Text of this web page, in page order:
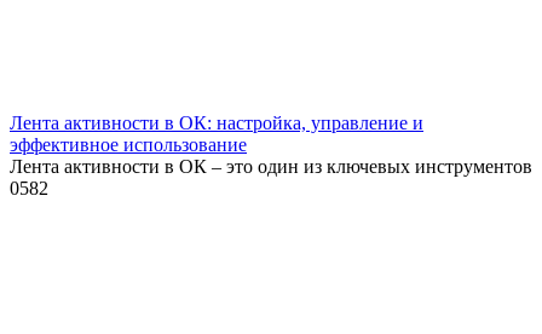
Лента активности в ОК: настройка, управление и
эффективное использование
Лента активности в ОК – это один из ключевых инструментов
0582